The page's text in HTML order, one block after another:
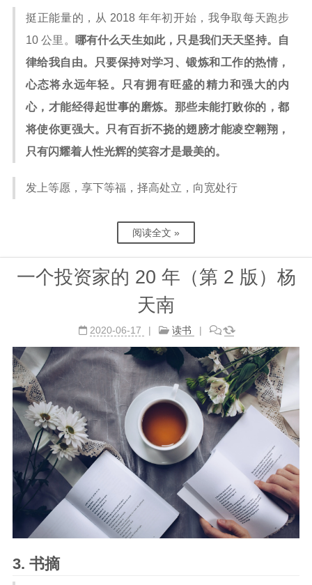
挺正能量的，从 2018 年年初开始，我争取每天跑步
10 公里。
哪有什么天生如此，只是我们天天坚持。自
律给我自由。只要保持对学习、锻炼和工作的热情，
心态将永远年轻。只有拥有旺盛的精力和强大的内
心，才能经得起世事的磨炼。那些未能打败你的，都
将使你更强大。只有百折不挠的翅膀才能凌空翱翔，
只有闪耀着人性光辉的笑容才是最美的。
发上等愿，享下等福，择高处立，向宽处行
阅读全文 »
一个投资家的 20 年（第 2 版）杨
天南
2020-06-17 读书
书摘